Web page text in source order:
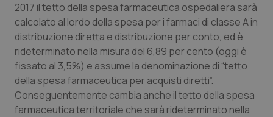
2017 il tetto della spesa farmaceutica ospedaliera sarà
calcolato al lordo della spesa per i farmaci di classe A in
distribuzione diretta e distribuzione per conto, ed è
rideterminato nella misura del 6,89 per cento (oggi è
fissato al 3,5%) e assume la denominazione di “tetto
della spesa farmaceutica per acquisti diretti”.
Conseguentemente cambia anche il tetto della spesa
farmaceutica territoriale che sarà rideterminato nella